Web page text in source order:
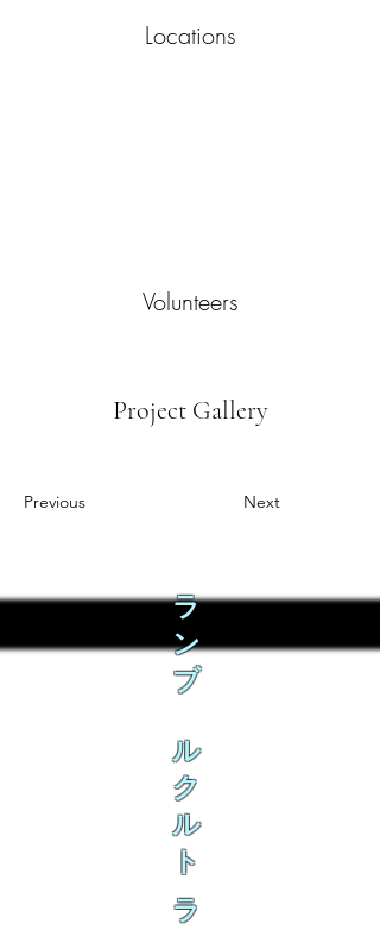
Locations
Volunteers
Project Gallery
Previous Next
ラ
ン
ブ
ル
ク
ル
ト
ラ